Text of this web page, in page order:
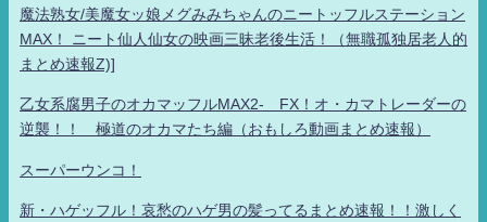
魔法熟女/美魔女ッ娘メグみみちゃんのニートッフルステーション
MAX！ ニート仙人仙女の映画三昧老後生活！（無職孤独居老人的
まとめ速報Z)]
乙女系腐男子のオカマッフルMAX2- FX！オ・カマトレーダーの
逆襲！！ 極道のオカマたち編（おもしろ動画まとめ速報）
スーパーウンコ！
新・ハゲッフル！哀愁のハゲ男の髪ってるまとめ速報！！激しく